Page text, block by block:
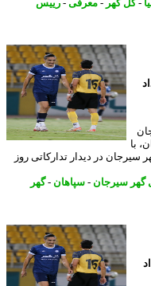
گهر-معرفی-رییس
در دیدار تدارکاتی روز
سیرجان -سپاهان-گهر